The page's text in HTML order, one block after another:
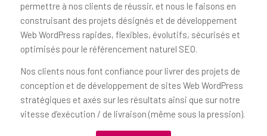
permettre à nos clients de réussir, et nous le faisons en
construisant des projets désignés et de développement
Web WordPress rapides, flexibles, évolutifs, sécurisés et
optimisés pour le référencement naturel SEO.
Nos clients nous font confiance pour livrer des projets de
conception et de développement de sites Web WordPress
stratégiques et axés sur les résultats ainsi que sur notre
vitesse d’exécution / de livraison (même sous la pression).